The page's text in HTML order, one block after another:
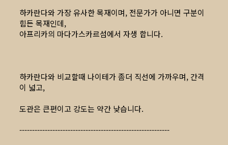
하카란다와 가장 유사한 목재이며, 전문가가 아니면 구분이
힘든 목재인데,
아프리카의 마다가스카르섬에서 자생 합니다.
하카란다와 비교할때 나이테가 좀더 직선에 가까우며, 간격
이 넓고,
도관은 큰편이고 강도는 약간 낮습니다.
-----------------------------------------------------------